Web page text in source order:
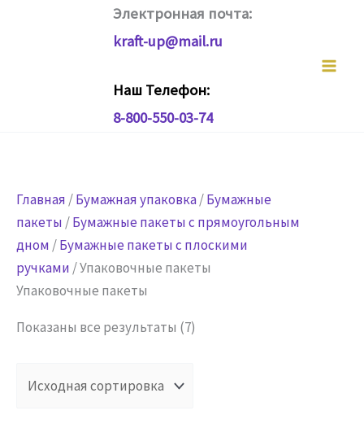
Электронная почта:
kraft-up@mail.ru
Наш Телефон:
8-800-550-03-74
Главная /Бумажная упаковка/Бумажные
пакеты /Бумажные пакеты с прямоугольным
дном /Бумажные пакеты с плоскими
ручками / Упаковочные пакеты
Упаковочные пакеты
Показаны все результаты (7)